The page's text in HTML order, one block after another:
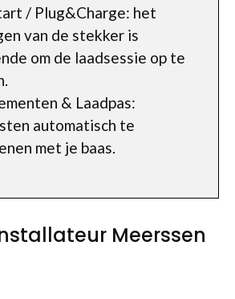
/ Plug&Charge: het
van de stekker is
om de laadsessie op te
& Laadpas:
automatisch te
met je baas.
Meerssen